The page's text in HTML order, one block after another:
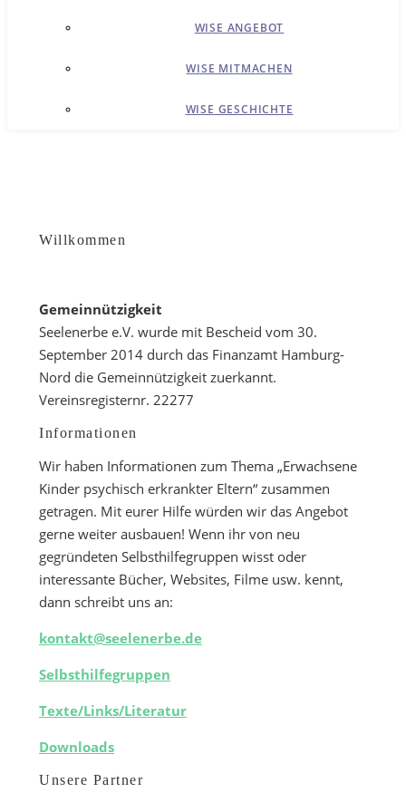
WISE ANGEBOT
WISE MITMACHEN
WISE GESCHICHTE
Willkommen
Gemeinnützigkeit
Seelenerbe e.V. wurde mit Bescheid vom 30.
September 2014 durch das Finanzamt Hamburg-
Nord die Gemeinnützigkeit zuerkannt.
Vereinsregisternr. 22277
Informationen
Wir haben Informationen zum Thema „Erwachsene
Kinder psychisch erkrankter Eltern“ zusammen
getragen. Mit eurer Hilfe würden wir das Angebot
gerne weiter ausbauen! Wenn ihr von neu
gegründeten Selbsthilfegruppen wisst oder
interessante Bücher, Websites, Filme usw. kennt,
dann schreibt uns an:
kontakt@seelenerbe.de
Selbsthilfegruppen
Texte/Links/Literatur
Downloads
Unsere Partner